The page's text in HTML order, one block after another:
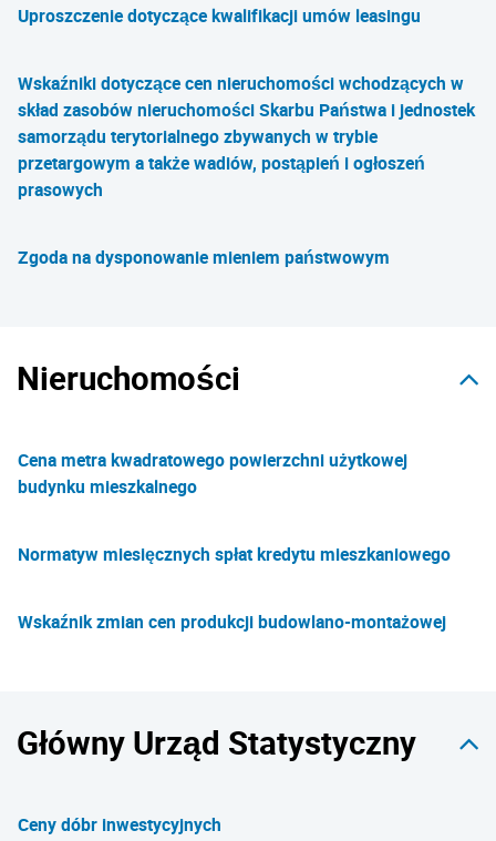
Uproszczenie dotyczące kwalifikacji umów leasingu
Wskaźniki dotyczące cen nieruchomości wchodzących w
skład zasobów nieruchomości Skarbu Państwa i jednostek
samorządu terytorialnego zbywanych w trybie
przetargowym a także wadiów, postąpień i ogłoszeń
prasowych
Zgoda na dysponowanie mieniem państwowym
Nieruchomości
Cena metra kwadratowego powierzchni użytkowej
budynku mieszkalnego
Normatyw miesięcznych spłat kredytu mieszkaniowego
Wskaźnik zmian cen produkcji budowlano-montażowej
Główny Urząd Statystyczny
Ceny dóbr inwestycyjnych